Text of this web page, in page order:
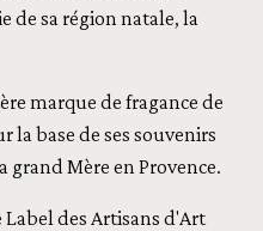
de sa région natale, la
marque de fragance de
la base de ses souvenirs
grand Mère en Provence.
Label des Artisans d'Art